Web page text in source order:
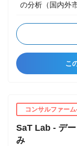
の分析（国内外
に係るコンサル
ンスフォーメー
画、運用に係る
係るDigital
よび全社的リス
製造業に対する
の定義とメンバ
る外部環境分析提
こ
コンサルファー
SaT Lab - デ
み